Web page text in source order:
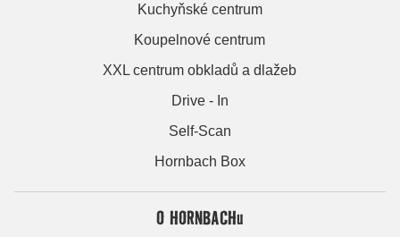
Kuchyňské centrum
Koupelnové centrum
XXL centrum obkladů a dlažeb
Drive - In
Self-Scan
Hornbach Box
O HORNBACHu